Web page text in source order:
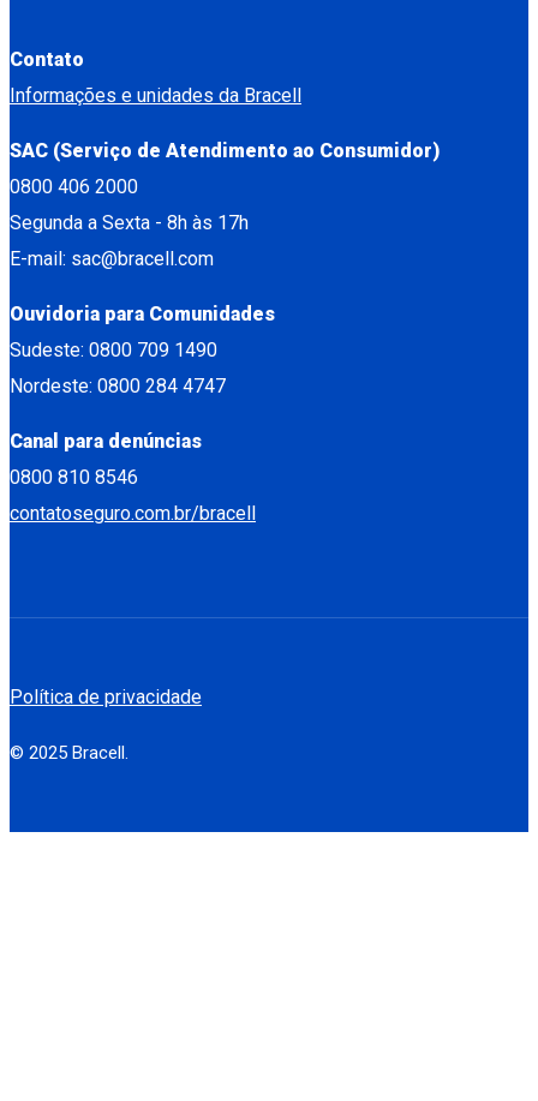
Contato
Informações e unidades da Bracell
SAC (Serviço de Atendimento ao Consumidor)
0800 406 2000
Segunda a Sexta - 8h às 17h
E-mail: sac@bracell.com
Ouvidoria para Comunidades
Sudeste: 0800 709 1490
Nordeste: 0800 284 4747
Canal para denúncias
0800 810 8546
contatoseguro.com.br/bracell
Política de privacidade
© 2025 Bracell.